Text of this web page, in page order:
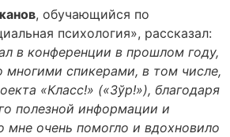
, обучающийся по
психология», рассказал:
в конференции в прошлом году,
многими спикерами, в том числе,
«Класс!» («Зўр!»), благодаря
полезной информации и
мне очень помогло и вдохновило